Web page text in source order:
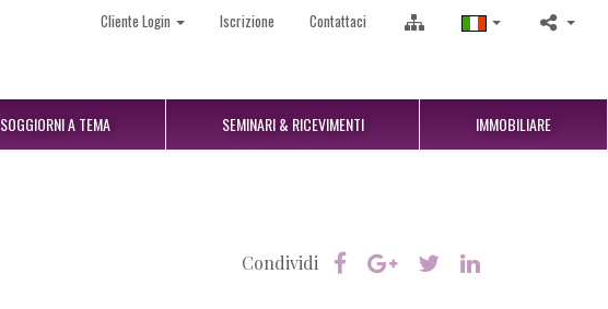
Cliente Login Iscrizione Contattaci
SOGGIORNI A TEMA SEMINARI & RICEVIMENTI IMMOBILIARE
Condividi